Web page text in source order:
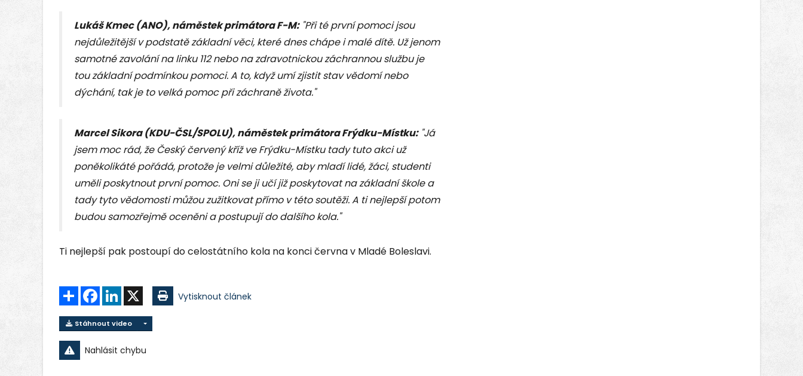
Lukáš Kmec (ANO), náměstek primátora F-M:"Při té první pomoci jsou
nejdůležitější v podstatě základní věci, které dnes chápe i malé dítě. Už jenom
samotné zavolání na linku 112 nebo na zdravotnickou záchrannou službu je
tou základní podmínkou pomoci. A to, když umí zjistit stav vědomí nebo
dýchání, tak je to velká pomoc při záchraně života."
Marcel Sikora (KDU-ČSL/SPOLU), náměstek primátora Frýdku-Místku:"Já
jsem moc rád, že Český červený kříž ve Frýdku-Místku tady tuto akci už
poněkolikáté pořádá, protože je velmi důležité, aby mladí lidé, žáci, studenti
uměli poskytnout první pomoc. Oni se ji učí již poskytovat na základní škole a
tady tyto vědomosti můžou zužitkovat přímo v této soutěži. A ti nejlepší potom
budou samozřejmě oceněni a postupují do dalšího kola."
Ti nejlepší pak postoupí do celostátního kola na konci června v Mladé Boleslavi.
Sdílet FacebookLinkedIn Vytisknout článek
Stáhnout video
Nahlásit chybu